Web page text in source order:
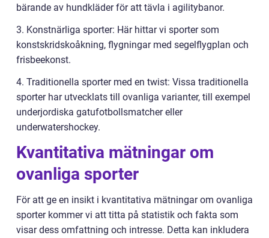
bärande av hundkläder för att tävla i agilitybanor.
3. Konstnärliga sporter: Här hittar vi sporter som
konstskridskoåkning, flygningar med segelflygplan och
frisbeekonst.
4. Traditionella sporter med en twist: Vissa traditionella
sporter har utvecklats till ovanliga varianter, till exempel
underjordiska gatufotbollsmatcher eller
underwatershockey.
Kvantitativa mätningar om
ovanliga sporter
För att ge en insikt i kvantitativa mätningar om ovanliga
sporter kommer vi att titta på statistik och fakta som
visar dess omfattning och intresse. Detta kan inkludera